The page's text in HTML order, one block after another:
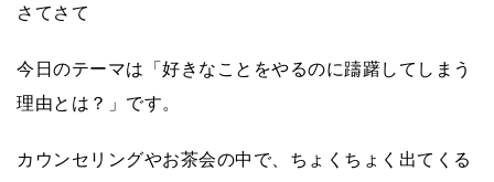
さてさて
今日のテーマは「好きなことをやるのに躊躇してしまう
理由とは？」です。
カウンセリングやお茶会の中で、ちょくちょく出てくる